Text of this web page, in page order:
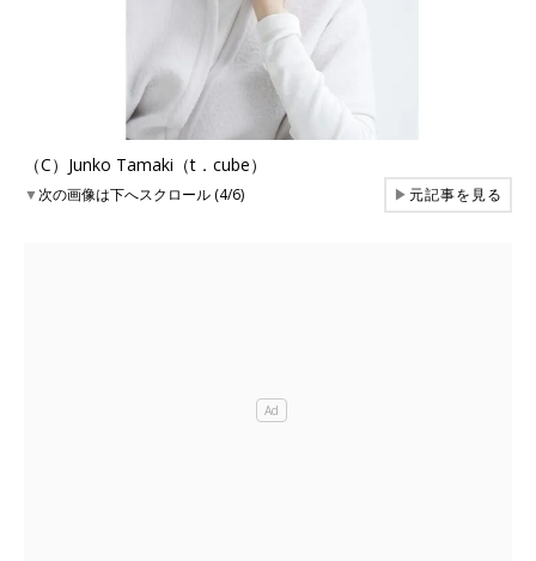
（C）Junko Tamaki（t．cube）
▼次の画像は下へスクロール (4/6) ▶元記事を見る